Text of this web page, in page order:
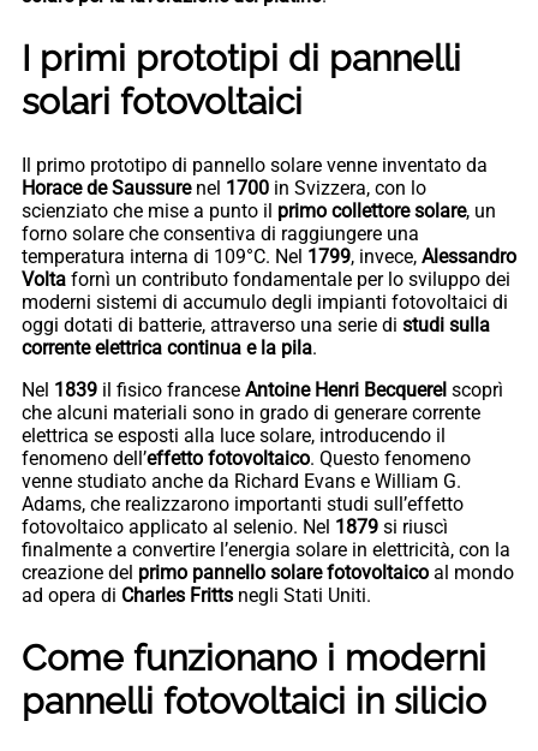
I primi prototipi di pannelli
solari fotovoltaici
Il primo prototipo di pannello solare venne inventato da
Horace de Saussurenel 1700 in Svizzera, con lo
scienziato che mise a punto il primo collettore solare, un
forno solare che consentiva di raggiungere una
temperatura interna di 109°C. Nel 1799, invece, Alessandro
Volta fornì un contributo fondamentale per lo sviluppo dei
moderni sistemi di accumulo degli impianti fotovoltaici di
oggi dotati di batterie, attraverso una serie di studi sulla
corrente elettrica continua e la pila.
Nel 1839 il fisico francese Antoine Henri Becquerel scoprì
che alcuni materiali sono in grado di generare corrente
elettrica se esposti alla luce solare, introducendo il
fenomeno dell’effetto fotovoltaico. Questo fenomeno
venne studiato anche da Richard Evans e William G.
Adams, che realizzarono importanti studi sull’effetto
fotovoltaico applicato al selenio. Nel 1879 si riuscì
finalmente a convertire l’energia solare in elettricità, con la
creazione del primo pannello solare fotovoltaico al mondo
ad opera di Charles Fritts negli Stati Uniti.
Come funzionano i moderni
pannelli fotovoltaici in silicio